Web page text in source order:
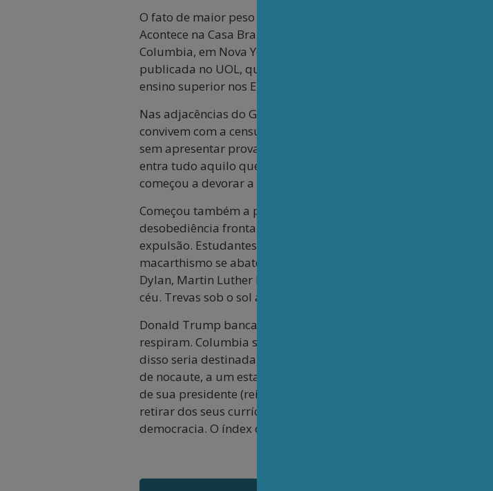
O fato de maior peso para o futuro da universidade pública
Acontece na Casa Branca, em Washington, epicentro de um
Columbia, em Nova York, de Tufts, em Boston, e de Yale, em
publicada no UOL, que o Departamento de Educação de
ensino superior nos Estados Unidos, incluindo a Universidade
Nas adjacências do Golfo do México – nome que está
convivem com a censura. Trata-se de uma caçada. As
sem apresentar provas circunstanciadas. Falam também que
entra tudo aquilo que desafine da doutrina obtusa do
começou a devorar a liberdade acadêmica.
Começou também a prender pessoas. Ilegalmente. Mahmoud
desobediência frontal a determinações judiciais. Estudiosos
expulsão. Estudantes são vigiados. A delação entre colegas é
macarthismo se abateu sobre milhares de professores nos
Dylan, Martin Luther King, Jimmy Carter, Andy Warhol, Kamala
céu. Trevas sob o sol a pino.
Donald Trump banca o Torquemada estulto. Armado de seu
respiram. Columbia sofreu um corte de US$ 400 milhões do
disso seria destinada ao combate contra a aids. Os golpes
de nocaute, a um estado de letargia que é até difícil de
de sua presidente (reitora), Katrina Armstrong, que ficou
retirar dos seus currículos e de seus programas termos que
democracia. O índex de vetos é pormenorizado e humilhante. A